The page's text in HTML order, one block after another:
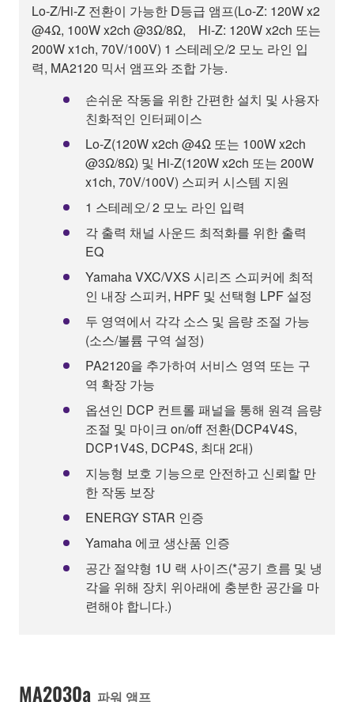
Lo-Z/Hi-Z 전환이 가능한 D등급 앰프(Lo-Z: 120W x2
@4Ω, 100W x2ch @3Ω/8Ω, Hi-Z: 120W x2ch 또는
200W x1ch, 70V/100V) 1 스테레오/2 모노 라인 입
력, MA2120 믹서 앰프와 조합 가능.
손쉬운 작동을 위한 간편한 설치 및 사용자
친화적인 인터페이스
Lo-Z(120W x2ch @4Ω 또는 100W x2ch
@3Ω/8Ω) 및 Hi-Z(120W x2ch 또는 200W
x1ch, 70V/100V) 스피커 시스템 지원
1 스테레오/ 2 모노 라인 입력
각 출력 채널 사운드 최적화를 위한 출력
EQ
Yamaha VXC/VXS 시리즈 스피커에 최적
인 내장 스피커, HPF 및 선택형 LPF 설정
두 영역에서 각각 소스 및 음량 조절 가능
(소스/볼륨 구역 설정)
PA2120을 추가하여 서비스 영역 또는 구
역 확장 가능
옵션인 DCP 컨트롤 패널을 통해 원격 음량
조절 및 마이크 on/off 전환(DCP4V4S,
DCP1V4S, DCP4S, 최대 2대)
지능형 보호 기능으로 안전하고 신뢰할 만
한 작동 보장
ENERGY STAR 인증
Yamaha 에코 생산품 인증
공간 절약형 1U 랙 사이즈(*공기 흐름 및 냉
각을 위해 장치 위아래에 충분한 공간을 마
련해야 합니다.)
MA2030a 파워 앰프